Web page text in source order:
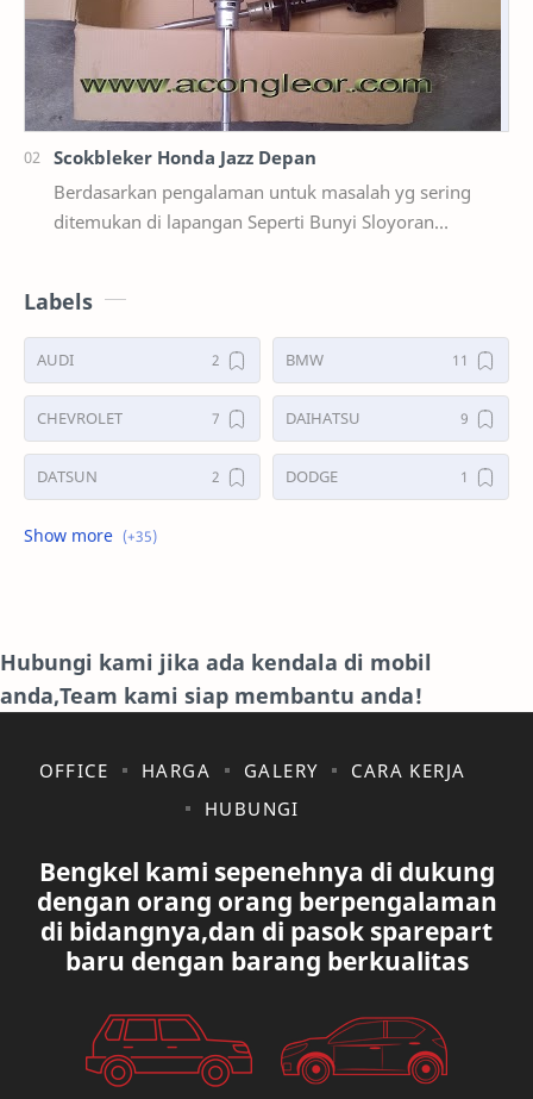
Scokbleker Honda Jazz Depan
Berdasarkan pengalaman untuk masalah yg sering
ditemukan di lapangan Seperti Bunyi Sloyoran
Labels
AUDI BMW
CHEVROLET DAIHATSU
DATSUN DODGE
FORD
INTERNET ISUZU
JAGUAR. KAKI-KAKI
KIA KONSULTASI
MAZDA MERCEDES BANZ
MITSUBISHI MUSIK
PAUGEOT PETA
Hubungi kami jika ada kendala di mobil
anda,Team kami siap membantu anda!
OFFICE HARGA GALERY
CARA KERJA
HUBUNGI
Bengkel kami sepenehnya di dukung
dengan orang orang berpengalaman
di bidangnya,dan di pasok sparepart
baru dengan barang berkualitas